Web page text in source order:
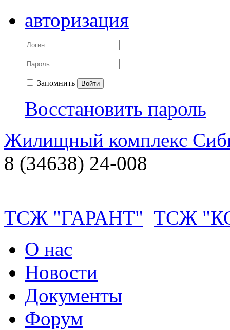
авторизация
Запомнить Войти
Восстановить пароль
Жилищный комплекс
8 (34638) 24-008
ТСЖ "ГАРАНТ" ТСЖ
О нас
Новости
Документы
Форум